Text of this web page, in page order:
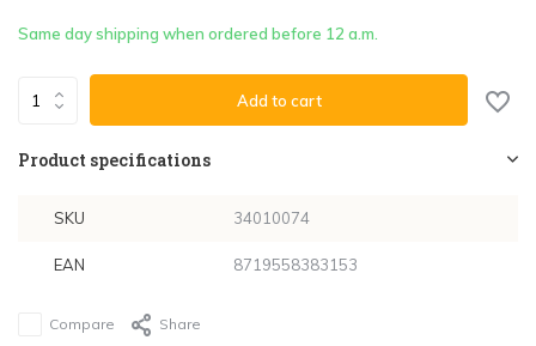
Same day shipping when ordered before 12 a.m.
Add to cart
Product specifications
SKU 34010074
EAN 8719558383153
Compare Share